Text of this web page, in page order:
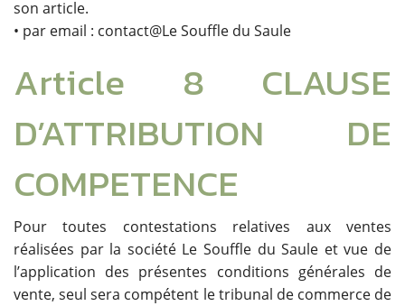
son article.
• par email : contact@Le Souffle du Saule
Article 8 CLAUSE
D’ATTRIBUTION DE
COMPETENCE
Pour toutes contestations relatives aux ventes
réalisées par la société Le Souffle du Saule et vue de
l’application des présentes conditions générales de
vente, seul sera compétent le tribunal de commerce de